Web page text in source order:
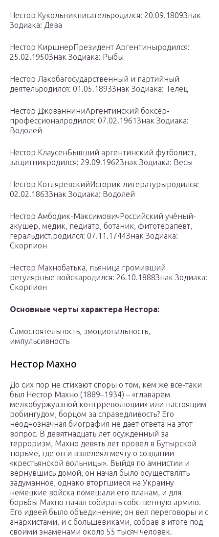
Нестор Кукольникписательродился: 20.09.1809Знак
Зодиака: Дева
Нестор КиршнерПрезидент Аргентиныродился:
25.02.1950Знак Зодиака: Рыбы
Нестор Лакобагосударственный и партийный
деятельродился: 01.05.1893Знак Зодиака: Телец
Нестор ДжованниниАргентинский боксёр-
профессионалродился: 07.02.1961Знак Зодиака:
Водолей
Нестор КлаусенБывший аргентинский футболист,
защитникродился: 29.09.1962Знак Зодиака: Весы
Нестор КотляревскийИсторик литературыродился:
02.02.1863Знак Зодиака: Водолей
Нестор Амбодик-МаксимовичРоссийский учёный-
акушер, медик, педиатр, ботаник, фитотерапевт,
геральдист.родился: 07.11.1744Знак Зодиака:
Скорпион
Нестор Махнобатька, пьяница громивший
регулярные войскародился: 26.10.1888Знак Зодиака:
Скорпион
Основные черты характера Нестора:
Самостоятельность, эмоциональность,
импульсивность
Нестор Махно
До сих пор не стихают споры о том, кем же все-таки
был Нестор Махно (1889–1934) – «главарем
мелкобуржуазной контрреволюции» или настоящим
робингудом, борцом за справедливость? Его
неоднозначная биография не дает ответа на этот
вопрос. В девятнадцать лет осужденный за
терроризм, Махно девять лет провел в Бутырской
тюрьме, где он и взлелеял мечту о создании
«крестьянской вольницы». Выйдя по амнистии и
вернувшись домой, он начал было осуществлять
задуманное, однако вторгшиеся на Украину
немецкие войска помешали его планам, и для
борьбы Махно начал собирать собственную армию.
Его идеей было объединение; он вел переговоры и с
анархистами, и с большевиками, собрав в итоге под
своими знаменами около 55 тысяч человек.